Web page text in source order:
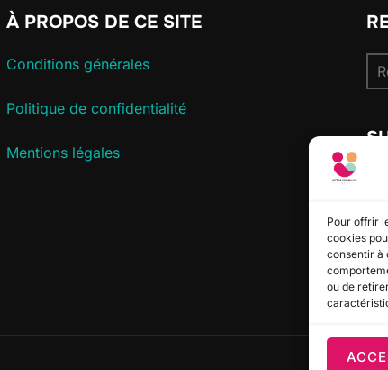
Pour offrir
cookies
consentir à
ou de
À PROPOS DE CE SITE
Conditions générales
Politique de confidentialité
Mentions légales